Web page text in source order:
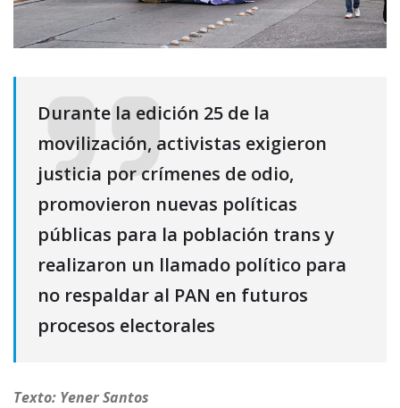
Durante la edición 25 de la
movilización, activistas exigieron
justicia por crímenes de odio,
promovieron nuevas políticas
públicas para la población trans y
realizaron un llamado político para
no respaldar al PAN en futuros
procesos electorales
Texto: Yener Santos